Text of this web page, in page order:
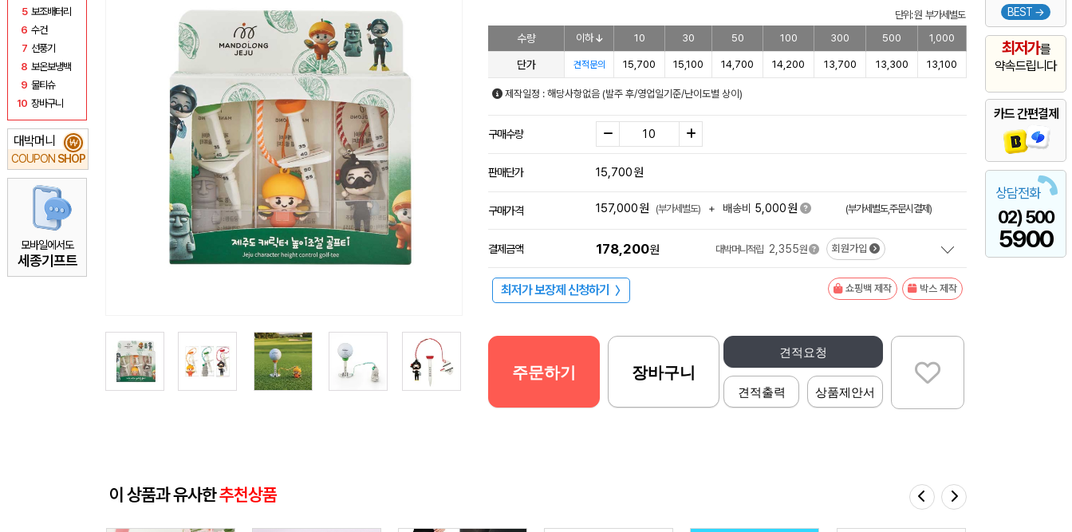
5 보조배터리
6 수건
7 선풍기
8 보온보냉백
9 물티슈
10 장바구니
대박머니
COUPON SHOP
₩
모바일에서도
세종기프트
BEST →
최저가를
약속드립니다
카드 간편결제
상담전화
02) 500
5900
단위: 원 부가세별도
수량 이하 10 30 50 100 300 500 1,000
단가 견적문의 15,700 15,100 14,700 14,200 13,700 13,300 13,100
제작일정 : 해당사항없음 (발주 후/영업일기준/난이도별 상이)
구매수량
판매단가 15,700원
구매가격 157,000원 (부가세별도) + 배송비 5,000원 (부가세별도,주문시결제)
결제금액 178,200원 대박머니적립 2,355원 회원가입
최저가 보장제 신청하기 〉 쇼핑백 제작 박스 제작
견적요청
견적출력 상품제안서
주문하기 장바구니
이 상품과 유사한추천상품